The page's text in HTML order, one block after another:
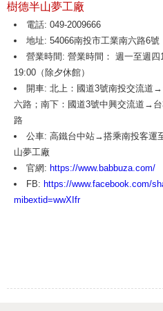
樹德半山夢工廠
電話: 049-2009666
地址: 54066南投市工業南六路6號
營業時間: 營業時間： 週一至週
19:00（除夕休館）
開車: 北上：國道3號南投交流
六路；南下：國道3號中興交流道→
路
公車: 高鐵台中站→搭乘南投客
山夢工廠
官網: https://www.babbuza.com/
FB: https://www.facebook.com/
mibextid=wwXIfr